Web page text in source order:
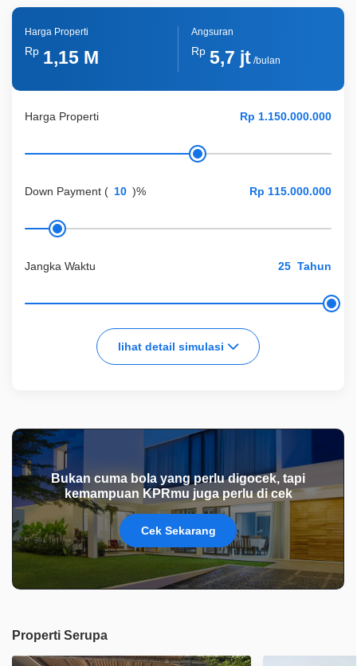
Lainnya Air Conditioner
Harga Properti
Down Payment ( )%
Jangka Waktu Tahun
lihat detail simulasi
Harga Properti
Rp 1,15 M
Angsuran
Rp 5,7 jt/bulan
Bukan cuma bola yang perlu digocek, tapi
kemampuan KPRmu juga perlu di cek
Cek Sekarang
Properti Serupa